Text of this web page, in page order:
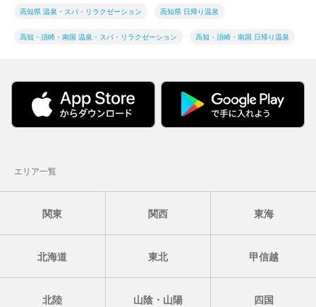
高知県 温泉・スパ・リラクゼーション 高知県 日帰り温泉
高知・須崎・南国 温泉・スパ・リラクゼーション 高知・須崎・南国 日帰り温泉
エリア一覧
関東 関西 東海
北海道 東北 甲信越
北陸 山陰・山陽 四国